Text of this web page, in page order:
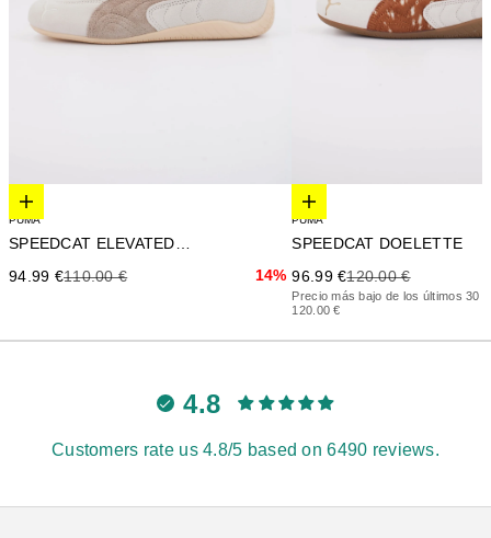
Elige opciones
PUMA
SPEEDCAT ELEVATED WNS
Precio de oferta
94.99 €Precio anterior
110.00 € 14%
Elige opciones
PUMA
SPEEDCAT DOELETTE
Precio de oferta
96.99 €Precio anterior
120.00 €
Precio más bajo de los últimos 30
120.00 €
4.8
Customers rate us 4.8/5 based on 6490 reviews.